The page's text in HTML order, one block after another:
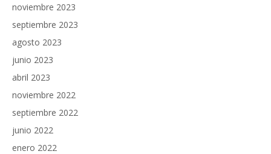
noviembre 2023
septiembre 2023
agosto 2023
junio 2023
abril 2023
noviembre 2022
septiembre 2022
junio 2022
enero 2022